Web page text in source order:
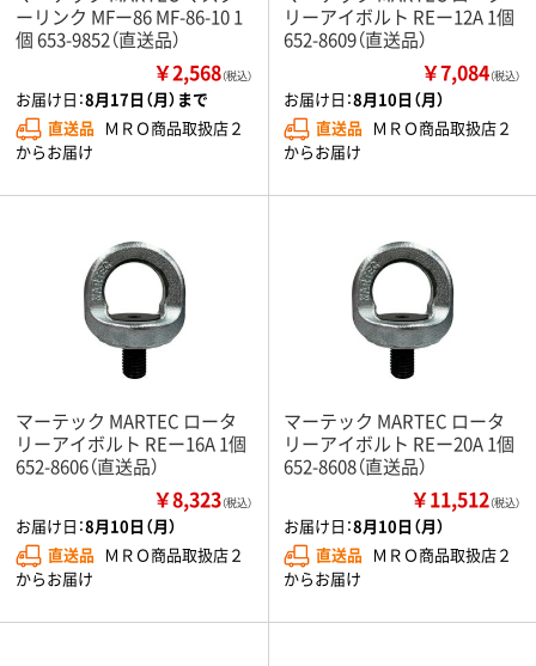
ーリンク MFー86 MF-86-10 1
個 653-9852（直送品）
￥2,568（税込）
お届け日：8月17日（月）まで
直送品 ＭＲＯ商品取扱店２
からお届け
リーアイボルト REー12A 1個
652-8609（直送品）
￥7,084（税込）
お届け日：8月10日（月）
直送品 ＭＲＯ商品取扱店２
からお届け
マーテック MARTEC ロータ
リーアイボルト REー16A 1個
652-8606（直送品）
￥8,323（税込）
お届け日：8月10日（月）
直送品 ＭＲＯ商品取扱店２
からお届け
マーテック MARTEC ロータ
リーアイボルト REー20A 1個
652-8608（直送品）
￥11,512（税込）
お届け日：8月10日（月）
直送品 ＭＲＯ商品取扱店２
からお届け